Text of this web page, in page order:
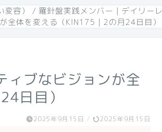
容） / 羅針盤実践メンバー｜デイリーレ
全体を変える（KIN175｜2の月24日目）
ィブなビジョンが全
日目）
2025年9月15日 / 2025年9月15日